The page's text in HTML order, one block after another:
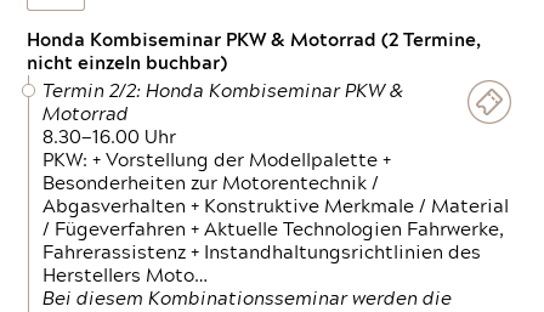
Honda Kombiseminar PKW & Motorrad (2 Termine,
nicht einzeln buchbar)
Termin 2/2: Honda Kombiseminar PKW &
Motorrad
8.30—16.00 Uhr
PKW: + Vorstellung der Modellpalette +
Besonderheiten zur Motorentechnik /
Abgasverhalten + Konstruktive Merkmale / Material
/ Fügeverfahren + Aktuelle Technologien Fahrwerke,
Fahrerassistenz + Instandhaltungsrichtlinien des
Herstellers Moto…
Bei diesem Kombinationsseminar werden die